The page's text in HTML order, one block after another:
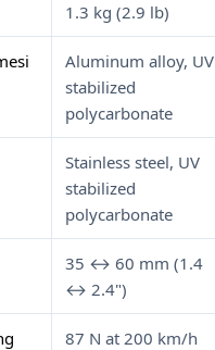
1.3 kg (2.9 lb)
Aluminum alloy, UV
stabilized
polycarbonate
Stainless steel, UV
stabilized
polycarbonate
35 ↔ 60 mm (1.4
↔ 2.4")
87 N at 200 km/h